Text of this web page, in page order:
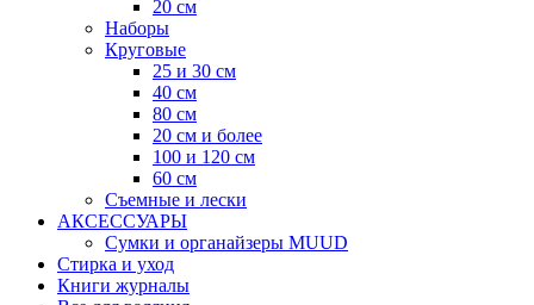
20 см
Наборы
Круговые
25 и 30 см
40 см
80 см
20 см и более
100 и 120 см
60 см
Съемные и лески
АКСЕССУАРЫ
Сумки и органайзеры MUUD
Стирка и уход
Книги журналы